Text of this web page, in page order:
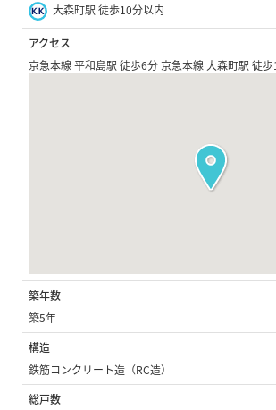
大森町駅 徒歩10分以内
アクセス
京急本線 平和島駅 徒歩6分 京急本線 大森町駅 徒
築年数
築5年
構造
鉄筋コンクリート造（RC造）
総戸数